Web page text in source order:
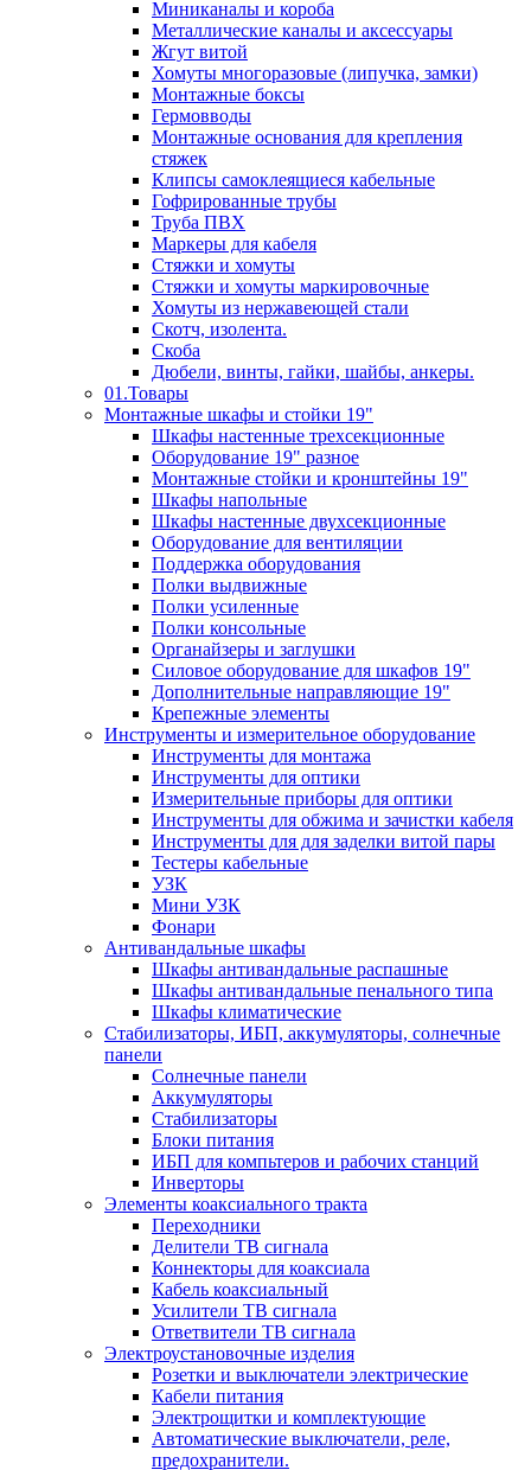
Миниканалы и короба
Металлические каналы и аксессуары
Жгут витой
Хомуты многоразовые (липучка, замки)
Монтажные боксы
Гермовводы
Монтажные основания для крепления
стяжек
Клипсы самоклеящиеся кабельные
Гофрированные трубы
Труба ПВХ
Маркеры для кабеля
Стяжки и хомуты
Стяжки и хомуты маркировочные
Хомуты из нержавеющей стали
Скотч, изолента.
Скоба
Дюбели, винты, гайки, шайбы, анкеры.
01.Товары
Монтажные шкафы и стойки 19"
Шкафы настенные трехсекционные
Оборудование 19" разное
Монтажные стойки и кронштейны 19"
Шкафы напольные
Шкафы настенные двухсекционные
Оборудование для вентиляции
Поддержка оборудования
Полки выдвижные
Полки усиленные
Полки консольные
Органайзеры и заглушки
Силовое оборудование для шкафов 19"
Дополнительные направляющие 19"
Крепежные элементы
Инструменты и измерительное оборудование
Инструменты для монтажа
Инструменты для оптики
Измерительные приборы для оптики
Инструменты для обжима и зачистки кабеля
Инструменты для для заделки витой пары
Тестеры кабельные
УЗК
Мини УЗК
Фонари
Антивандальные шкафы
Шкафы антивандальные распашные
Шкафы антивандальные пенального типа
Шкафы климатические
Стабилизаторы, ИБП, аккумуляторы, солнечные
панели
Солнечные панели
Аккумуляторы
Стабилизаторы
Блоки питания
ИБП для компьтеров и рабочих станций
Инверторы
Элементы коаксиального тракта
Переходники
Делители ТВ сигнала
Коннекторы для коаксиала
Кабель коаксиальный
Усилители ТВ сигнала
Ответвители ТВ сигнала
Электроустановочные изделия
Розетки и выключатели электрические
Кабели питания
Электрощитки и комплектующие
Автоматические выключатели, реле,
предохранители.